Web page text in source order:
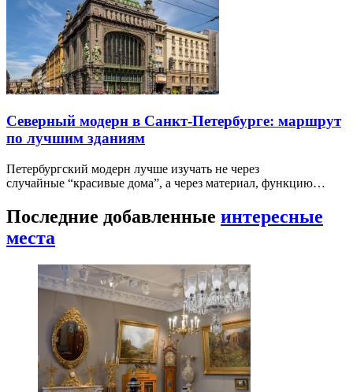
Северный модерн в Санкт-Петербурге: маршрут
по лучшим зданиям
Петербургский модерн лучше изучать не через
случайные “красивые дома”, а через материал, функцию…
Последние добавленные интересные
места